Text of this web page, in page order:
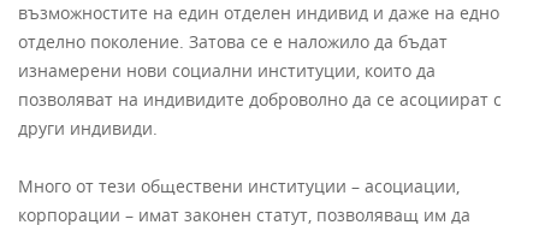
възможностите на един отделен индивид и даже на едно
отделно поколение. Затова се е наложило да бъдат
изнамерени нови социални институции, които да
позволяват на индивидите доброволно да се асоциират с
други индивиди.
Много от тези обществени институции – асоциации,
корпорации – имат законен статут, позволяващ им да